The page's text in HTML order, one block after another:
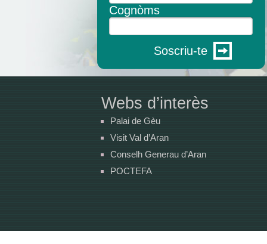
Cognòms
Soscriu-te
Webs d’interès
Palai de Gèu
Visit Val d’Aran
Conselh Generau d’Aran
POCTEFA